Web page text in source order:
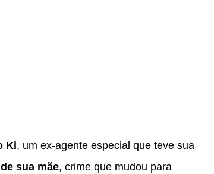
Ki, um ex-agente especial que teve sua
sua mãe, crime que mudou para